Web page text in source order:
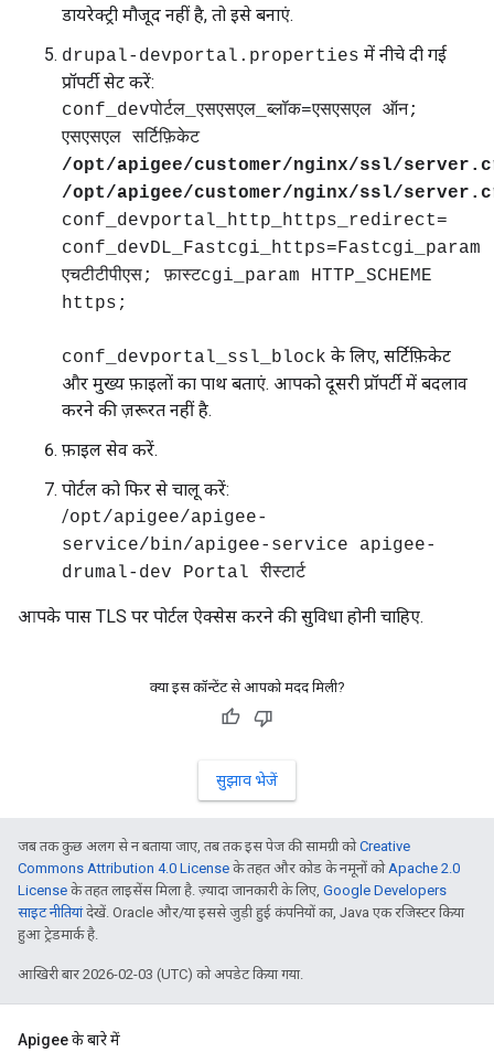
डायरेक्ट्री मौजूद नहीं है, तो इसे बनाएं.
drupal-devportal.properties में नीचे दी गई
प्रॉपर्टी सेट करें:
conf_devपोर्टल_एसएसएल_ब्लॉक=एसएसएल ऑन;
एसएसएल सर्टिफ़िकेट
/opt/apigee/customer/nginx/ssl/
/opt/apigee/customer/nginx/ssl/
conf_devportal_http_https_redirect=
conf_devDL_Fastcgi_https=Fastcgi_param
एचटीटीपीएस; फ़ास्टcgi_param HTTP_SCHEME
https;
conf_devportal_ssl_block के लिए, सर्टिफ़िकेट
और मुख्य फ़ाइलों का पाथ बताएं. आपको दूसरी प्रॉपर्टी में बदलाव
करने की ज़रूरत नहीं है.
फ़ाइल सेव करें.
पोर्टल को फिर से चालू करें:
/opt/apigee/apigee-
service/bin/apigee-service apigee-
drumal-dev Portal रीस्टार्ट
आपके पास TLS पर पोर्टल ऐक्सेस करने की सुविधा होनी चाहिए.
क्या इस कॉन्टेंट से आपको मदद मिली?
सुझाव भेजें
जब तक कुछ अलग से न बताया जाए, तब तक इस पेज की सामग्री कोCreative
Commons Attribution 4.0 License के तहत और कोड के नमूनों कोApache 2.0
License के तहत लाइसेंस मिला है. ज़्यादा जानकारी के लिए, Google Developers
साइट नीतियांदेखें. Oracle और/या इससे जुड़ी हुई कंपनियों का, Java एक रजिस्टर किया
हुआ ट्रेडमार्क है.
आखिरी बार 2026-02-03 (UTC) को अपडेट किया गया.
Apigee के बारे में